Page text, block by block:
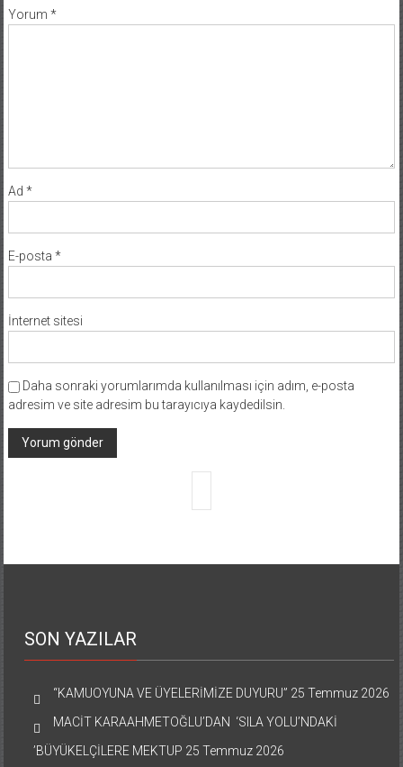
Yorum *
Ad *
E-posta *
İnternet sitesi
Daha sonraki yorumlarımda kullanılması için adım, e-posta
adresim ve site adresim bu tarayıcıya kaydedilsin.
SON YAZILAR
“KAMUOYUNA VE ÜYELERİMİZE DUYURU” 25 Temmuz 2026
MACİT KARAAHMETOĞLU’DAN ‘SILA YOLU’NDAKİ
’BÜYÜKELÇİLERE MEKTUP 25 Temmuz 2026